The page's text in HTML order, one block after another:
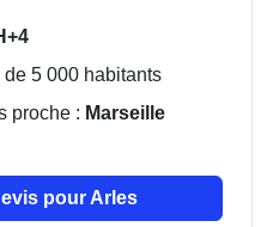
5 000 habitants
proche : Marseille
pour Arles